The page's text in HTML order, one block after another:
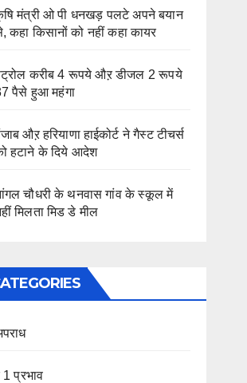
मंत्री ओ पी धनखड़ पलटे अपने बयान
कहा किसानों को नहीं कहा कायर
करीब 4 रूपये औऱ डीजल 2 रूपये
पैसे हुआ महंगा
औऱ हरियाणा हाईकोर्ट ने गैस्ट टीचर्स
हटाने के दिये आदेश
चौधरी के थनवास गांव के स्कूल में
मिलता मिड डे मील
1 प्रभाव